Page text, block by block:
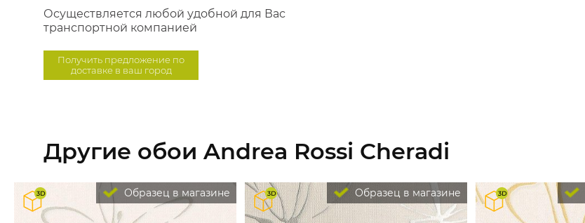
Осуществляется любой удобной для Вас
транспортной компанией
Получить предложение по
доставке в ваш город
Другие обои Andrea Rossi Cheradi
Образец в магазине Образец в магазине